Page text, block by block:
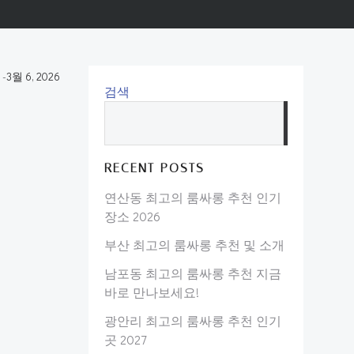
-3월 6, 2026
검색
RECENT POSTS
연산동 최고의 룸싸롱 추천 인기
장소 2026
부산 최고의 룸싸롱 추천 및 소개
남포동 최고의 룸싸롱 추천 지금
바로 만나보세요!
광안리 최고의 룸싸롱 추천 인기
곳 2027